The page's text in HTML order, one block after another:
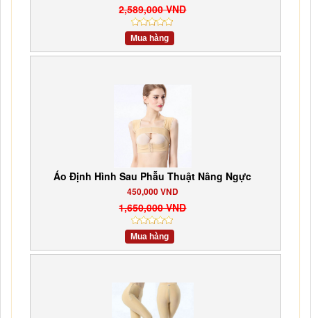
2,589,000 VND
Mua hàng
Áo Định Hình Sau Phẫu Thuật Nâng Ngực
450,000 VND
1,650,000 VND
Mua hàng